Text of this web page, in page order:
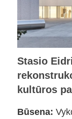
Stasio
kultūros
Būsena: